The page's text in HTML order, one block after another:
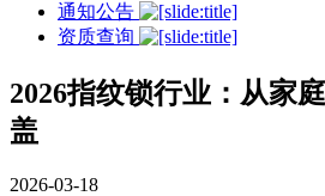
通知公告
资质查询
2026指纹锁行业：从家
盖
2026-03-18